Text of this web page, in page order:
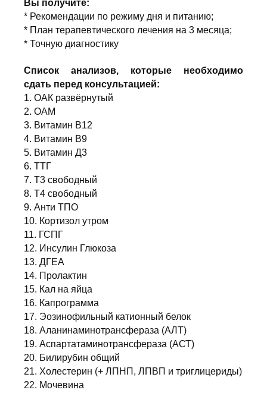
Вы получите:
* Рекомендации по режиму дня и питанию;
* План терапевтического лечения на 3 месяца;
* Точную диагностику
Список анализов, которые необходимо
сдать перед консультацией:
1. ОАК развёрнутый
2. ОАМ
3. Витамин В12
4. Витамин В9
5. Витамин Д3
6. ТТГ
7. Т3 свободный
8. Т4 свободный
9. Анти ТПО
10. Кортизол утром
11. ГСПГ
12. Инсулин Глюкоза
13. ДГЕА
14. Пролактин
15. Кал на яйца
16. Капрограмма
17. Эозинофильный катионный белок
18. Аланинаминотрансфераза (АЛТ)
19. Аспартатаминотрансфераза (АСТ)
20. Билирубин общий
21. Холестерин (+ ЛПНП, ЛПВП и триглицериды)
22. Мочевина